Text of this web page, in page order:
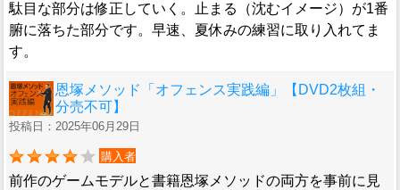
駄目な部分は修正していく。止まる（沈むイメージ）が1番
腑に落ちた部分です。早速、夏休みの練習に取り入れてま
す。
恩塚メソッド「オフェンス実践編」【DVD2枚組・
分売不可】
投稿日：2025年06月29日
購入者
前作のゲームモデルと書籍恩塚メソッドの両方を事前に見